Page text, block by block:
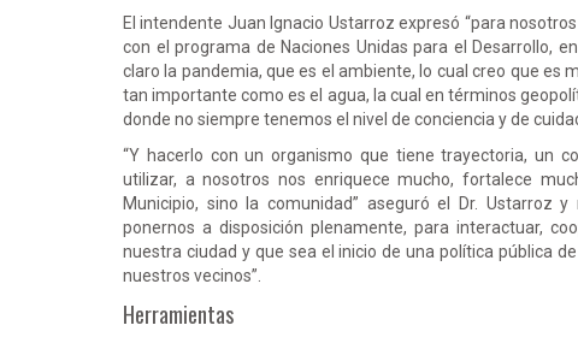
El intendente Juan Ignacio Ustarroz expresó “para
con el programa de Naciones Unidas para el Desarrollo,
claro la pandemia, que es el ambiente, lo cual creo que es
tan importante como es el agua, la cual en términos
donde no siempre tenemos el nivel de conciencia y de
“Y hacerlo con un organismo que tiene trayectoria, un
utilizar, a nosotros nos enriquece mucho, fortalece
Municipio, sino la comunidad” aseguró el Dr. Ustarroz
ponernos a disposición plenamente, para interactuar,
nuestra ciudad y que sea el inicio de una política pública
nuestros vecinos”.
Herramientas